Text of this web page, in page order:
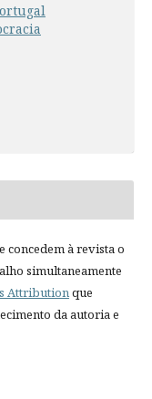
concedem à revista o
simultaneamente
Attributionque
da autoria e